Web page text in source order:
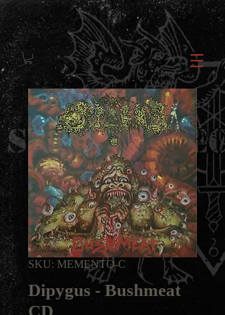
SKU: MEMENTO-C
Dipygus - Bushmeat
CD